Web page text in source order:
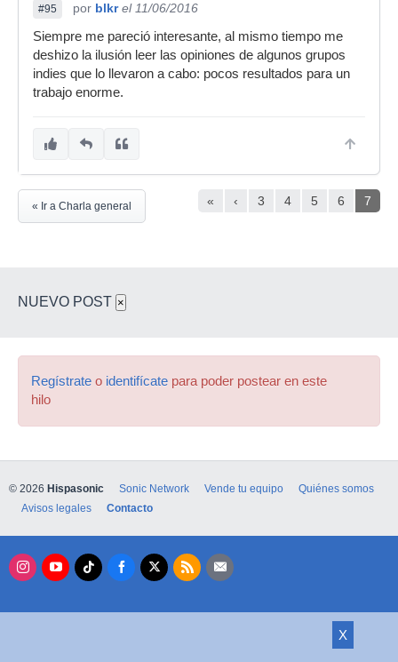
#95 por blkr el 11/06/2016
Siempre me pareció interesante, al mismo tiempo me
deshizo la ilusión leer las opiniones de algunos grupos
indies que lo llevaron a cabo: pocos resultados para un
trabajo enorme.
« ‹ 3 4 5 6 7
« Ir a Charla general
NUEVO POST ×
Regístrate o identifícate para poder postear en este
hilo
X
© 2026 Hispasonic Sonic Network Vende tu equipo
Quiénes somos
Avisos legales
Contacto